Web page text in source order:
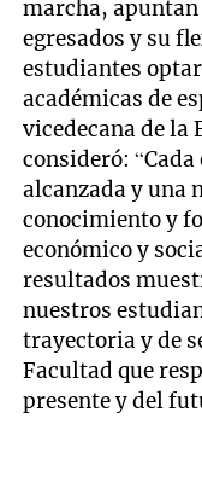
marcha,
egresados y su
estudiantes
académicas de
vicedecana de la
consideró:
alcanzada y una
conocimiento y
económico y
resultados
nuestros
trayectoria y de
Facultad que
presente y del